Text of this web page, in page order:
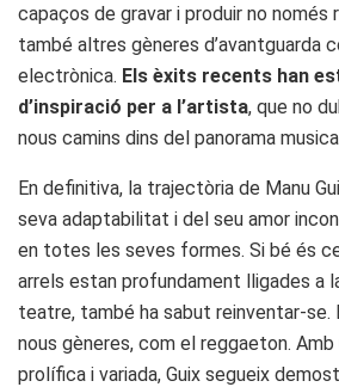
capaços de gravar i produir no només
també altres gèneres d’avantguarda
electrònica. Els èxits recents han
d’inspiració per a l’artista, que no
nous camins dins del panorama
En definitiva, la trajectòria de Manu
seva adaptabilitat i del seu amor
en totes les seves formes. Si bé és
arrels estan profundament lligades a
teatre, també ha sabut reinventar-se.
nous gèneres, com el reggaeton.
prolífica i variada, Guix segueix